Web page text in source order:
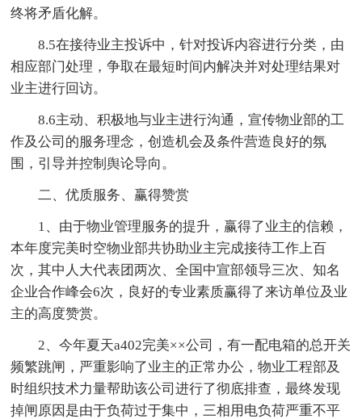
终将矛盾化解。
8.5在接待业主投诉中，针对投诉内容进行分类，由
相应部门处理，争取在最短时间内解决并对处理结果对
业主进行回访。
8.6主动、积极地与业主进行沟通，宣传物业部的工
作及公司的服务理念，创造机会及条件营造良好的氛
围，引导并控制舆论导向。
二、优质服务、赢得赞赏
1、由于物业管理服务的提升，赢得了业主的信赖，
本年度完美时空物业部共协助业主完成接待工作上百
次，其中人大代表团两次、全国中宣部领导三次、知名
企业合作峰会6次，良好的专业素质赢得了来访单位及业
主的高度赞赏。
2、今年夏天a402完美××公司，有一配电箱的总开关
频繁跳闸，严重影响了业主的正常办公，物业工程部及
时组织技术力量帮助该公司进行了彻底排查，最终发现
掉闸原因是由于负荷过于集中，三相用电负荷严重不平